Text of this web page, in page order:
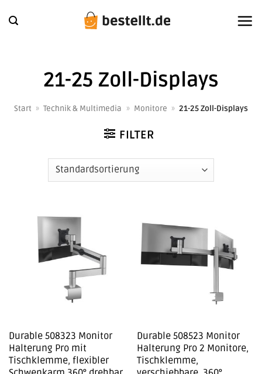
Inhalt
21-25 Zoll-Displays
Start » Technik & Multimedia » Monitore » 21-25 Zoll-Displays
FILTER
Durable 508323 Monitor
Halterung Pro mit
Tischklemme, flexibler
Durable 508523 Monitor
Halterung Pro 2 Monitore,
Tischklemme,